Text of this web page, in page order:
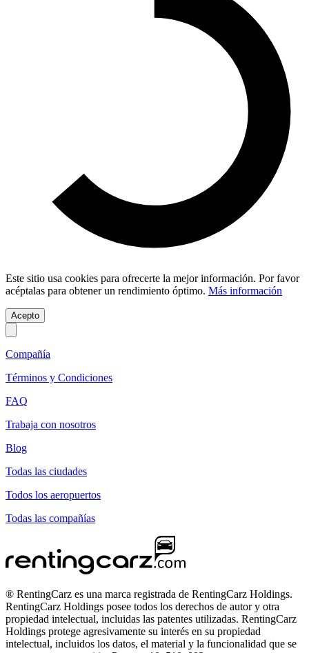
Este sitio usa cookies para ofrecerte la mejor información. Por favor
acéptalas para obtener un rendimiento óptimo. Más información
Acepto
Compañía
Términos y Condiciones
FAQ
Trabaja con nosotros
Blog
Todas las ciudades
Todos los aeropuertos
Todas las compañías
® RentingCarz es una marca registrada de RentingCarz Holdings.
RentingCarz Holdings posee todos los derechos de autor y otra
propiedad intelectual, incluidas las patentes utilizadas. RentingCarz
Holdings protege agresivamente su interés en su propiedad
intelectual, incluidos los datos, el material y la funcionalidad que se